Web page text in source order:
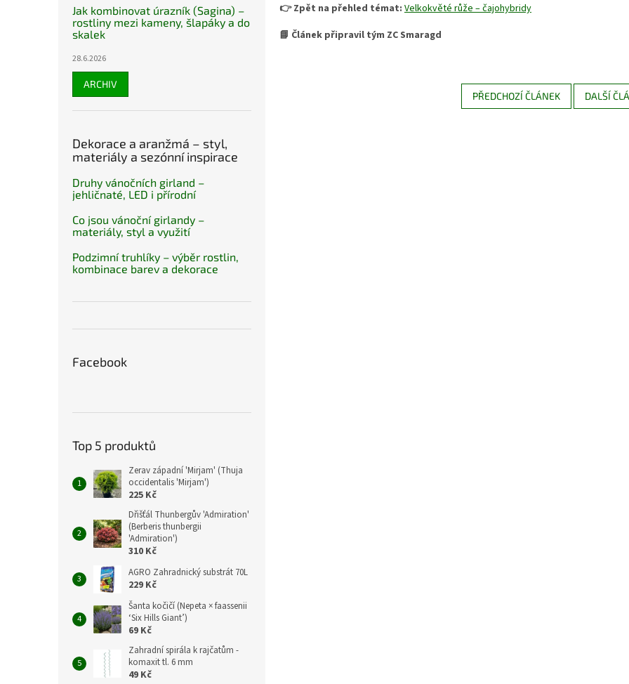
Jak kombinovat úrazník (Sagina) –
rostliny mezi kameny, šlapáky a do
skalek
28.6.2026
ARCHIV
Dekorace a aranžmá – styl,
materiály a sezónní inspirace
Druhy vánočních girland –
jehličnaté, LED i přírodní
Co jsou vánoční girlandy –
materiály, styl a využití
Podzimní truhlíky – výběr rostlin,
kombinace barev a dekorace
Facebook
Top 5 produktů
Zerav západní 'Mirjam' (Thuja
occidentalis 'Mirjam')
225 Kč
Dřišťál Thunbergův 'Admiration'
(Berberis thunbergii
'Admiration')
310 Kč
AGRO Zahradnický substrát 70L
229 Kč
Šanta kočičí (Nepeta × faassenii
‘Six Hills Giant’)
69 Kč
Zahradní spirála k rajčatům -
komaxit tl. 6 mm
49 Kč
👉 Zpět na přehled témat: Velkokvěté růže – čajohybridy
📘 Článek připravil tým ZC Smaragd
PŘEDCHOZÍ ČLÁNEK DALŠÍ